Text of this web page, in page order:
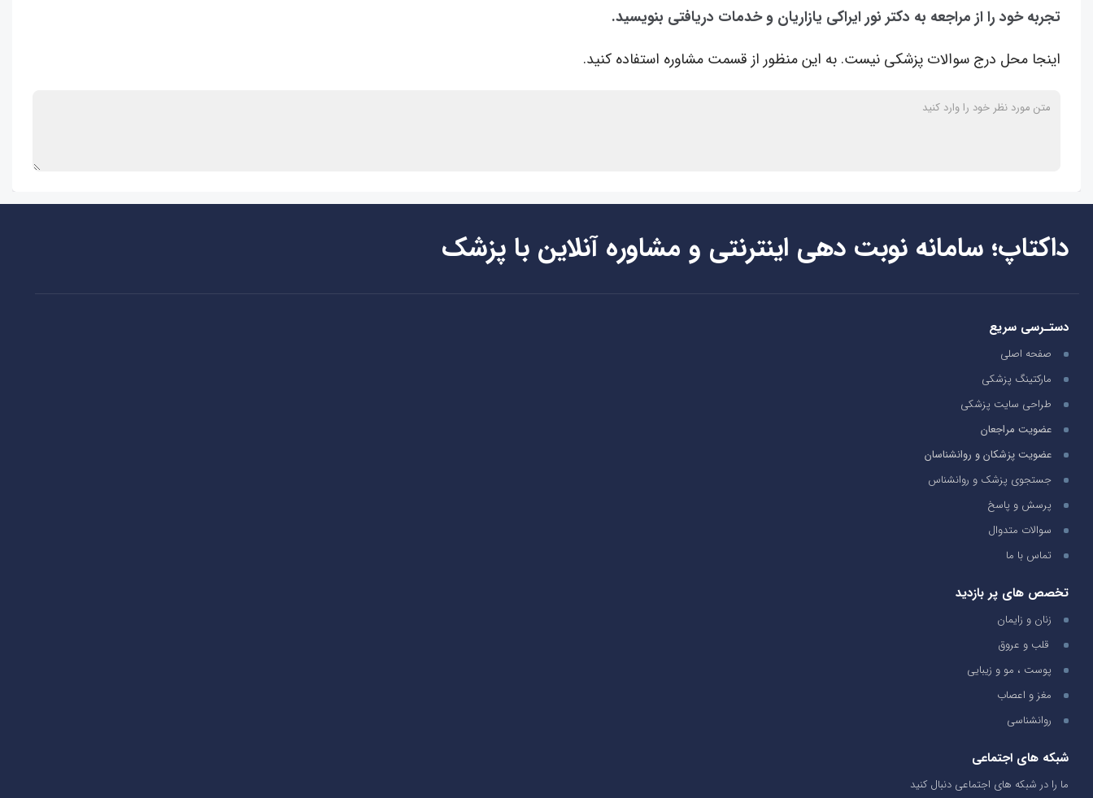
تجربه خود را از مراجعه به دکتر نور ایراکی یازاریان و خدمات دریافتی بنویسید.
اینجا محل درج سوالات پزشکی نیست. به این منظور از قسمت مشاوره استفاده کنید.
داکتاپ؛ سامانه نوبت دهی اینترنتی و مشاوره آنلاین با پزشک
دستـرسی سریع
صفحه اصلی
مارکتینگ پزشکی
طراحی سایت پزشکی
عضویت مراجعان
عضویت پزشکان و روانشناسان
جستجوی پزشک و روانشناس
پرسش و پاسخ
سوالات متدوال
تماس با ما
تخصص های پر بازدید
زنان و زایمان
قلب و عروق
پوست ، مو و زیبایی
مغز و اعصاب
روانشناسی
شبکه های اجتماعی
ما را در شبکه های اجتماعی دنبال کنید